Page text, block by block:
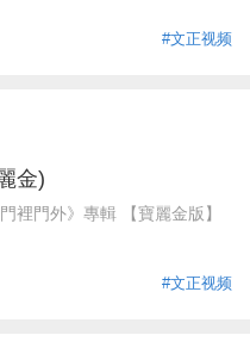
#文正视频
金)
裡門外》專輯 【寶麗金版】
#文正视频